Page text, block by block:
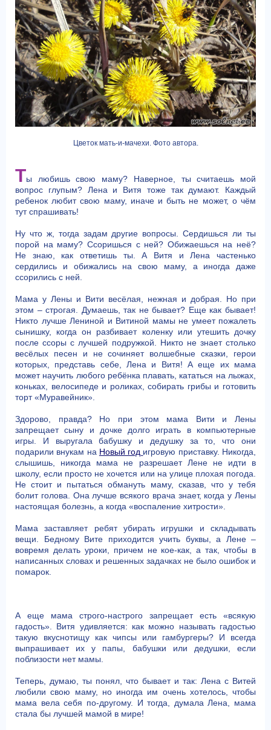
Цветок мать-и-мачехи. Фото автора.
Ты любишь свою маму? Наверное, ты считаешь мой
вопрос глупым? Лена и Витя тоже так думают. Каждый
ребенок любит свою маму, иначе и быть не может, о чём
тут спрашивать!
Ну что ж, тогда задам другие вопросы. Сердишься ли ты
порой на маму? Ссоришься с ней? Обижаешься на неё?
Не знаю, как ответишь ты. А Витя и Лена частенько
сердились и обижались на свою маму, а иногда даже
ссорились с ней.
Мама у Лены и Вити весёлая, нежная и добрая. Но при
этом – строгая. Думаешь, так не бывает? Еще как бывает!
Никто лучше Лениной и Витиной мамы не умеет пожалеть
сынишку, когда он разбивает коленку или утешить дочку
после ссоры с лучшей подружкой. Никто не знает столько
весёлых песен и не сочиняет волшебные сказки, герои
которых, представь себе, Лена и Витя! А еще их мама
может научить любого ребёнка плавать, кататься на лыжах,
коньках, велосипеде и роликах, собирать грибы и готовить
торт «Муравейник».
Здорово, правда? Но при этом мама Вити и Лены
запрещает сыну и дочке долго играть в компьютерные
игры. И выругала бабушку и дедушку за то, что они
подарили внукам на Новый год игровую приставку. Никогда,
слышишь, никогда мама не разрешает Лене не идти в
школу, если просто не хочется или на улице плохая погода.
Не стоит и пытаться обмануть маму, сказав, что у тебя
болит голова. Она лучше всякого врача знает, когда у Лены
настоящая болезнь, а когда «воспаление хитрости».
Мама заставляет ребят убирать игрушки и складывать
вещи. Бедному Вите приходится учить буквы, а Лене –
вовремя делать уроки, причем не кое-как, а так, чтобы в
написанных словах и решенных задачках не было ошибок и
помарок.
А еще мама строго-настрого запрещает есть «всякую
гадость». Витя удивляется: как можно называть гадостью
такую вкуснотищу как чипсы или гамбургеры? И всегда
выпрашивает их у папы, бабушки или дедушки, если
поблизости нет мамы.
Теперь, думаю, ты понял, что бывает и так: Лена с Витей
любили свою маму, но иногда им очень хотелось, чтобы
мама вела себя по-другому. И тогда, думала Лена, мама
стала бы лучшей мамой в мире!